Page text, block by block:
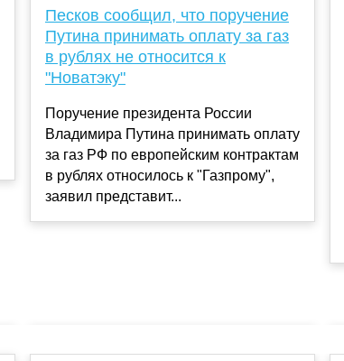
Песков сообщил, что поручение
Путина принимать оплату за газ
в рублях не относится к
"Новатэку"
Поручение президента России
Владимира Путина принимать оплату
за газ РФ по европейским контрактам
в рублях относилось к "Газпрому",
заявил представит...